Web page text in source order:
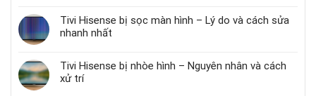
Tivi Hisense bị sọc màn hình – Lý do và cách sửa
nhanh nhất
Tivi Hisense bị nhòe hình – Nguyên nhân và cách
xử trí